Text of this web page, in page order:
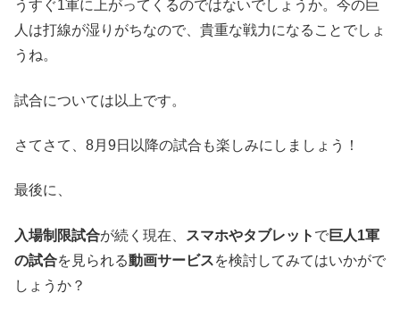
うすぐ1軍に上がってくるのではないでしょうか。今の巨
人は打線が湿りがちなので、貴重な戦力になることでしょ
うね。
試合については以上です。
さてさて、8月9日以降の試合も楽しみにしましょう！
最後に、
入場制限試合が続く現在、 スマホやタブレット で巨人1軍
の試合を見られる動画サービスを検討してみてはいかがで
しょうか？